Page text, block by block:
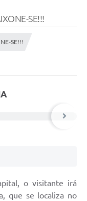
Paulo de
SE!!!
SE!!!
o visitante irá
que se localiza no